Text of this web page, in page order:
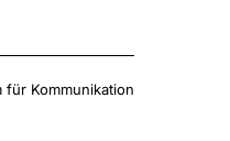
Kommunikation